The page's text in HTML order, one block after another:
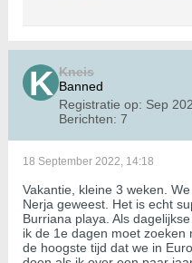
Kneis
Banned
Registratie op: Sep
Berichten: 7
18 September 2022, 14:18
Vakantie, kleine 3 weken.
Nerja geweest. Het is echt
Burriana playa. Als
ik de 1e dagen moet
de hoogste tijd dat we in